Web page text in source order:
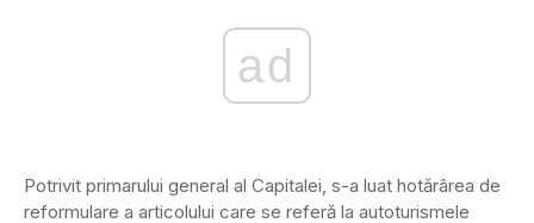
ad
Potrivit primarului general al Capitalei, s-a luat hotărârea de
reformulare a articolului care se referă la autoturismele